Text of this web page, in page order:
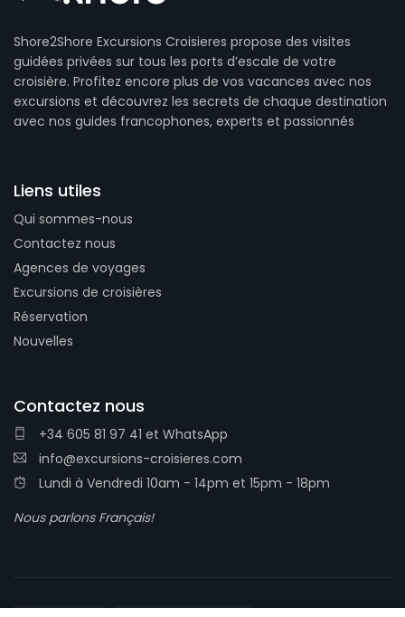
Shore2Shore Excursions Croisieres propose des visites
guidées privées sur tous les ports d’escale de votre
croisière. Profitez encore plus de vos vacances avec nos
excursions et découvrez les secrets de chaque destination
avec nos guides francophones, experts et passionnés
Liens utiles
Qui sommes-nous
Contactez nous
Agences de voyages
Excursions de croisières
Réservation
Nouvelles
Contactez nous
+34 605 81 97 41 et WhatsApp
info@excursions-croisieres.com
Lundi à Vendredi 10am - 14pm et 15pm - 18pm
Nous parlons Français!